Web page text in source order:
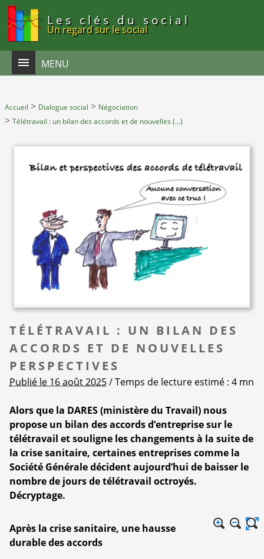
Les clés du social
Un regard sur le social
MENU
Accueil > Dialogue social > Négociation
> Télétravail : un bilan des accords et de nouvelles (…)
TÉLÉTRAVAIL : UN BILAN DES
ACCORDS ET DE NOUVELLES
PERSPECTIVES
Publié le 16 août 2025/ Temps de lecture estimé : 4 mn
Alors que la DARES (ministère du Travail) nous
propose un bilan des accords d’entreprise sur le
télétravail et souligne les changements à la suite de
la crise sanitaire, certaines entreprises comme la
Société Générale décident aujourd’hui de baisser le
nombre de jours de télétravail octroyés.
Décryptage.
Après la crise sanitaire, une hausse
durable des accords
Panneau de gestion des cookies